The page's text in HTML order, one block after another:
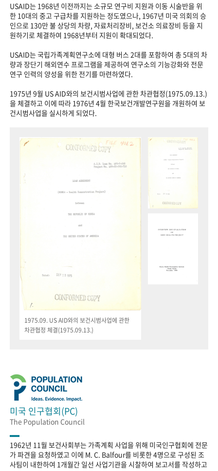
USAID는 1968년 이전까지는 소규모 연구비 지원과 이동 시술반을 위
한 10대의 중고 구급차를 지원하는 정도였으나, 1967년 미국 의회의 승
인으로 130만 불 상당의 차량, 자료처리장비, 보건소 의료장비 등을 지
원하기로 체결하여 1968년부터 지원이 확대되었다.
USAID는 국립가족계획연구소에 대형 버스 2대를 포함하여 총 5대의 차
량과 장단기 해외연수 프로그램을 제공하여 연구소의 기능강화와 전문
연구 인력의 양성을 위한 전기를 마련하였다.
1975년 9월 US AID와의 보건시범사업에 관한 차관협정(1975.09.13.)
을 체결하고 이에 따라 1976년 4월 한국보건개발연구원을 개원하여 보
건시범사업을 실시하게 되었다.
1975.09. US AID와의 보건시범사업에 관한
차관협정 체결(1975.09.13.)
미국 인구협회(PC)
The Population Council
1962년 11월 보건사회부는 가족계획 사업을 위해 미국인구협회에 전문
가 파견을 요청하였고 이에 M. C. Balfour를 비롯한 4명으로 구성된 조
사팀이 내한하여 1개월간 일선 사업기관을 시찰하여 보고서를 작성하고